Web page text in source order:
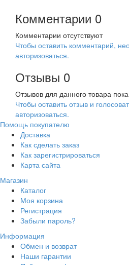
Комментарии 0
Комментарии отсутствуют
Чтобы оставить комментарий,
авторизоваться.
Отзывы 0
Отзывов для данного товара
Чтобы оcтавить отзыв и
авторизоваться.
Помощь покупателю
Доставка
Как сделать заказ
Как зарегистрироваться
Карта сайта
Магазин
Каталог
Моя корзина
Регистрация
Забыли пароль?
Информация
Обмен и возврат
Наши гарантии